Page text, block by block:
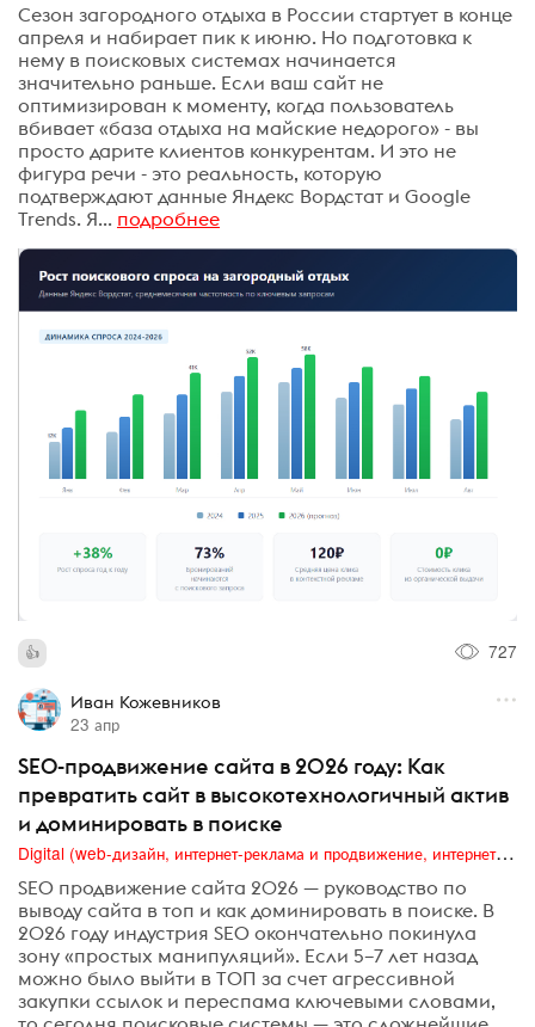
Сезон загородного отдыха в России стартует в конце
апреля и набирает пик к июню. Но подготовка к
нему в поисковых системах начинается
значительно раньше. Если ваш сайт не
оптимизирован к моменту, когда пользователь
вбивает «база отдыха на майские недорого» - вы
просто дарите клиентов конкурентам. И это не
фигура речи - это реальность, которую
подтверждают данные Яндекс Вордстат и Google
Trends. Я... подробнее
727
Иван Кожевников
23 апр
SEO-продвижение сайта в 2026 году: Как
превратить сайт в высокотехнологичный актив
и доминировать в поиске
Digital (web-дизайн, интернет-реклама и продвижение, интернет-сообщества и блоги, интернет-коммуникации, мобильный маркетинг, реклама на цифровых экранах)
SEO продвижение сайта 2026 — руководство по
выводу сайта в топ и как доминировать в поиске. В
2026 году индустрия SEO окончательно покинула
зону «простых манипуляций». Если 5–7 лет назад
можно было выйти в ТОП за счет агрессивной
закупки ссылок и переспама ключевыми словами,